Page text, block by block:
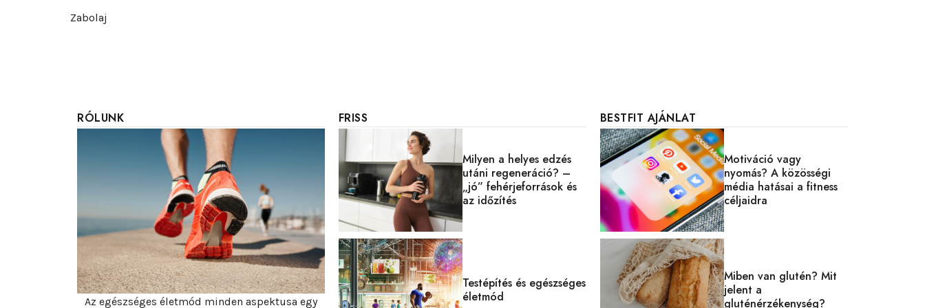
Zabolaj
RÓLUNK
Az egészséges életmód minden aspektusa egy
FRISS
Milyen a helyes edzés
utáni regeneráció? –
„jó” fehérjeforrások és
az időzítés
Testépítés és egészséges
életmód
BESTFIT AJÁNLAT
Motiváció vagy
nyomás? A közösségi
média hatásai a fitness
céljaidra
Miben van glutén? Mit
jelent a
gluténérzékenység?